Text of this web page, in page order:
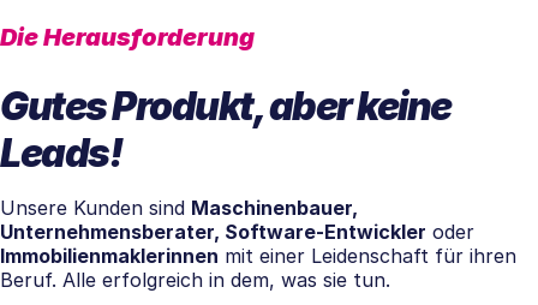
Die Herausforderung
Gutes Produkt, aber keine
Leads!
Unsere Kunden sind Maschinenbauer,
Unternehmensberater, Software-Entwickler oder
Immobilienmaklerinnen mit einer Leidenschaft für ihren
Beruf. Alle erfolgreich in dem, was sie tun.